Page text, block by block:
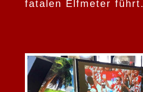
fatalen Elfmeter führt.